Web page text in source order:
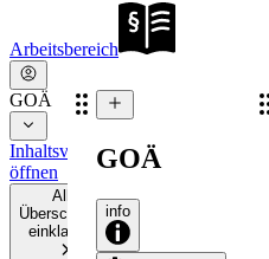
Arbeitsbereich
GOÄ
Inhaltsverzeichnis
öffnen
Alle
Überschriften
einklappen
GOÄ
info